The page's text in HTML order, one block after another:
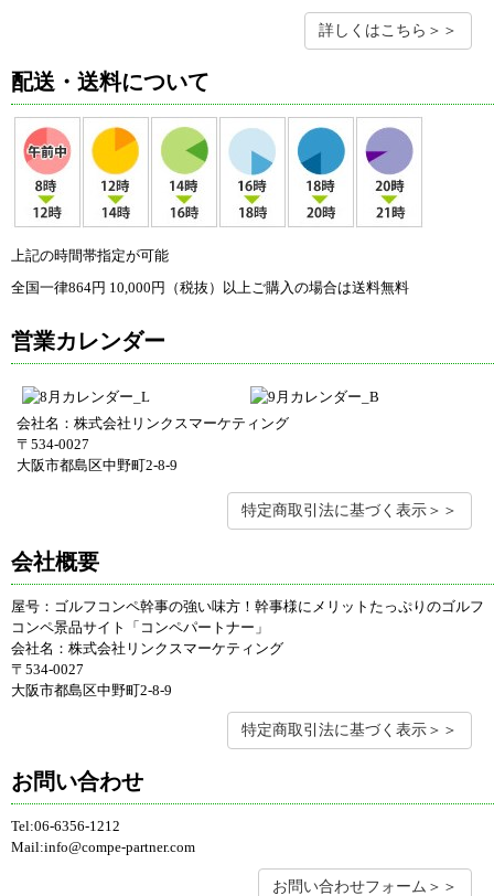
詳しくはこちら＞＞
配送・送料について
上記の時間帯指定が可能
全国一律864円 10,000円（税抜）以上ご購入の場合は送料無料
営業カレンダー
会社名：株式会社リンクスマーケティング
〒534-0027
大阪市都島区中野町2-8-9
特定商取引法に基づく表示＞＞
会社概要
屋号：ゴルフコンペ幹事の強い味方！幹事様にメリットたっぷりのゴルフ
コンペ景品サイト「コンペパートナー」
会社名：株式会社リンクスマーケティング
〒534-0027
大阪市都島区中野町2-8-9
特定商取引法に基づく表示＞＞
お問い合わせ
Tel:06-6356-1212
Mail:info@compe-partner.com
お問い合わせフォーム＞＞